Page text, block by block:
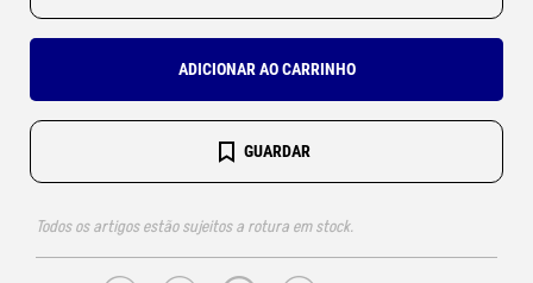
ADICIONAR AO CARRINHO
GUARDAR
Todos os artigos estão sujeitos a rotura em stock.